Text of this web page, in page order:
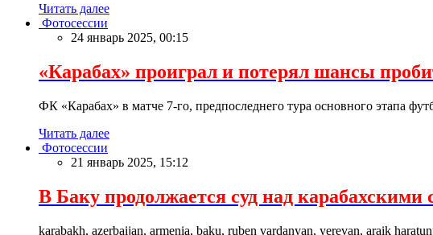
Читать далее
Фотосессии
24 январь 2025, 00:15
«Карабах» проиграл и потерял шансы
ФК «Карабах» в матче 7-го, предпоследнего тура основного этапа
Читать далее
Фотосессии
21 январь 2025, 15:12
В Баку продолжается суд над карабахскими
karabakh, azerbaijan, armenia, baku, ruben vardanyan, yerevan, araik